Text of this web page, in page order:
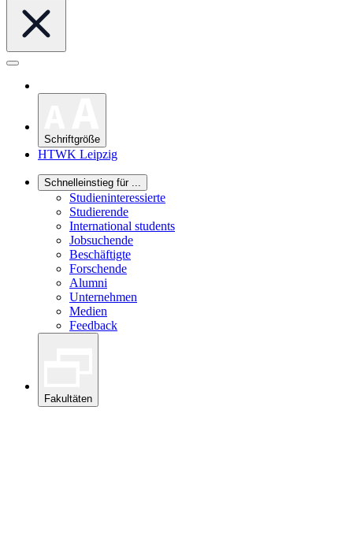
Schriftgröße
HTWK Leipzig
Schnelleinstieg für ...
Studieninteressierte
Studierende
International students
Jobsuchende
Beschäftigte
Forschende
Alumni
Unternehmen
Medien
Feedback
Fakultäten